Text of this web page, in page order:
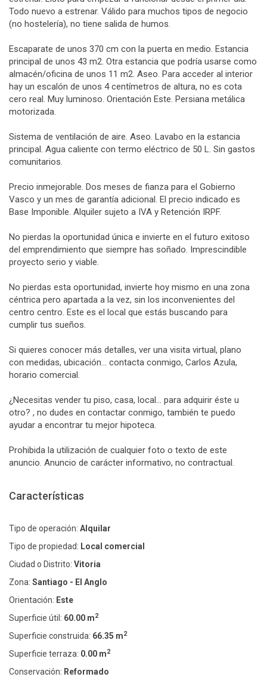
Todo nuevo a estrenar. Válido para muchos tipos de negocio
(no hostelería), no tiene salida de humos.
Escaparate de unos 370 cm con la puerta en medio. Estancia
principal de unos 43 m2. Otra estancia que podría usarse como
almacén/oficina de unos 11 m2. Aseo. Para acceder al interior
hay un escalón de unos 4 centímetros de altura, no es cota
cero real. Muy luminoso. Orientación Este. Persiana metálica
motorizada.
Sistema de ventilación de aire. Aseo. Lavabo en la estancia
principal. Agua caliente con termo eléctrico de 50 L. Sin gastos
comunitarios.
Precio inmejorable. Dos meses de fianza para el Gobierno
Vasco y un mes de garantía adicional. El precio indicado es
Base Imponible. Alquiler sujeto a IVA y Retención IRPF.
No pierdas la oportunidad única e invierte en el futuro exitoso
del emprendimiento que siempre has soñado. Imprescindible
proyecto serio y viable.
No pierdas esta oportunidad, invierte hoy mismo en una zona
céntrica pero apartada a la vez, sin los inconvenientes del
centro centro. Este es el local que estás buscando para
cumplir tus sueños.
Si quieres conocer más detalles, ver una visita virtual, plano
con medidas, ubicación... contacta conmigo, Carlos Azula,
horario comercial.
¿Necesitas vender tu piso, casa, local… para adquirir éste u
otro? , no dudes en contactar conmigo, también te puedo
ayudar a encontrar tu mejor hipoteca.
Prohibida la utilización de cualquier foto o texto de este
anuncio. Anuncio de carácter informativo, no contractual.
Características
Tipo de operación: Alquilar
Tipo de propiedad: Local comercial
Ciudad o Distrito: Vitoria
Zona: Santiago - El Anglo
Orientación: Este
Superficie útil: 60.00 m2
Superficie construida: 66.35 m2
Superficie terraza: 0.00 m2
Conservación: Reformado